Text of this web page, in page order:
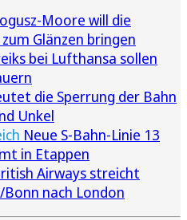
Moore will die
Glänzen bringen
bei Lufthansa sollen
die Sperrung der Bahn
Unkel
Neue S-Bahn-Linie 13
in Etappen
Airways streicht
nach London